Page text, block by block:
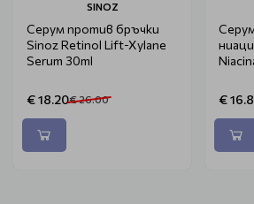
SINOZ
Серум против бръчки
Sinoz Retinol Lift-Xylane
Serum 30ml
€ 18.20€ 26.00 €